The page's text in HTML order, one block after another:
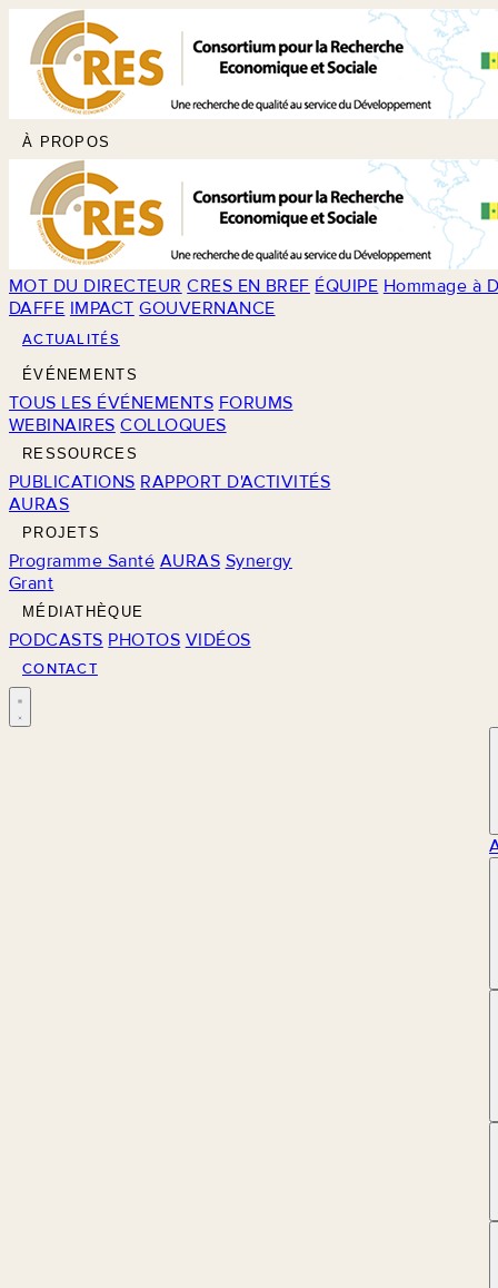
À PROPOS
MOT DU DIRECTEUR CRES EN BREF ÉQUIPE Hommage à
DAFFE IMPACT GOUVERNANCE
ACTUALITÉS
ÉVÉNEMENTS
TOUS LES ÉVÉNEMENTS FORUMS
WEBINAIRES COLLOQUES
RESSOURCES
PUBLICATIONS RAPPORT D'ACTIVITÉS
AURAS
PROJETS
Programme Santé AURAS Synergy
Grant
MÉDIATHÈQUE
PODCASTS PHOTOS VIDÉOS
CONTACT